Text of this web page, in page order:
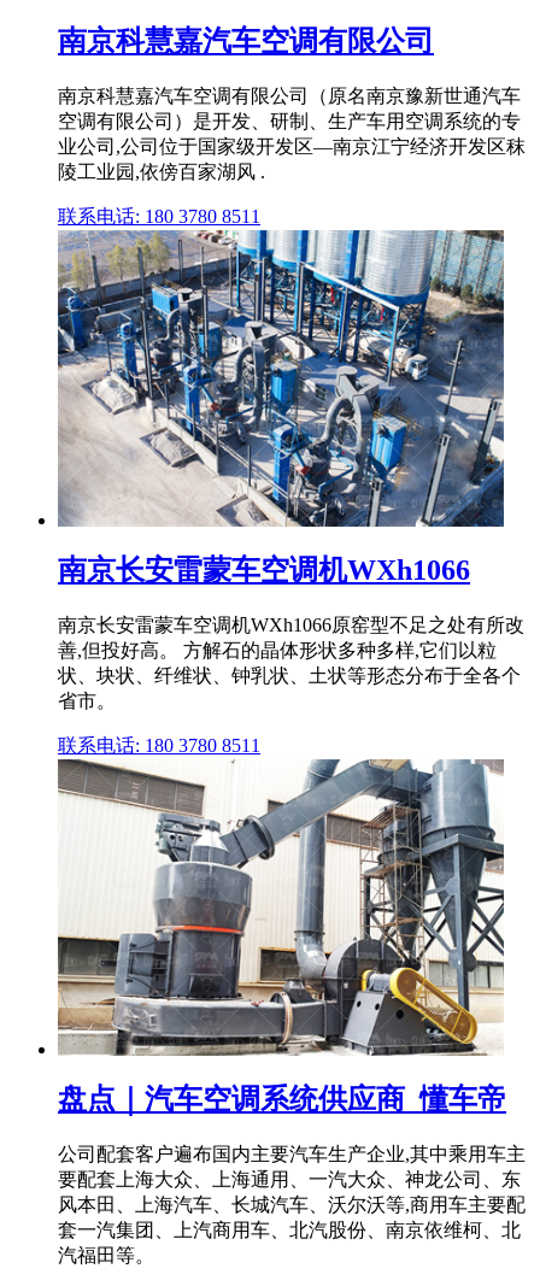
南京科慧嘉汽车空调有限公司
南京科慧嘉汽车空调有限公司（原名南京豫新世通汽车
空调有限公司）是开发、研制、生产车用空调系统的专
业公司,公司位于国家级开发区—南京江宁经济开发区秣
陵工业园,依傍百家湖风 .
联系电话: 180 3780 8511
南京长安雷蒙车空调机WXh1066
南京长安雷蒙车空调机WXh1066原窑型不足之处有所改
善,但投好高。 方解石的晶体形状多种多样,它们以粒
状、块状、纤维状、钟乳状、土状等形态分布于全各个
省市。
联系电话: 180 3780 8511
盘点｜汽车空调系统供应商_懂车帝
公司配套客户遍布国内主要汽车生产企业,其中乘用车主
要配套上海大众、上海通用、一汽大众、神龙公司、东
风本田、上海汽车、长城汽车、沃尔沃等,商用车主要配
套一汽集团、上汽商用车、北汽股份、南京依维柯、北
汽福田等。